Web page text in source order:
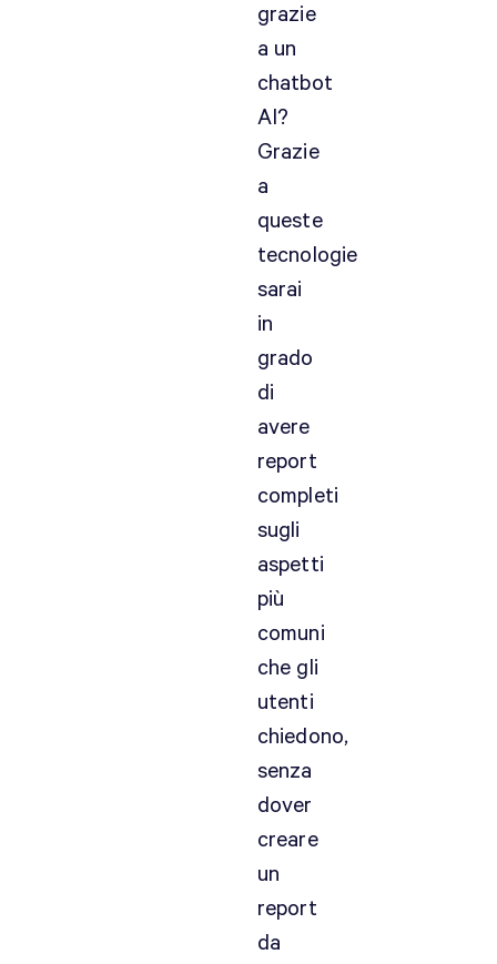
grazie
a un
chatbot
AI?
Grazie
a
queste
tecnologie
sarai
in
grado
di
avere
report
completi
sugli
aspetti
più
comuni
che gli
utenti
chiedono,
senza
dover
creare
un
report
da